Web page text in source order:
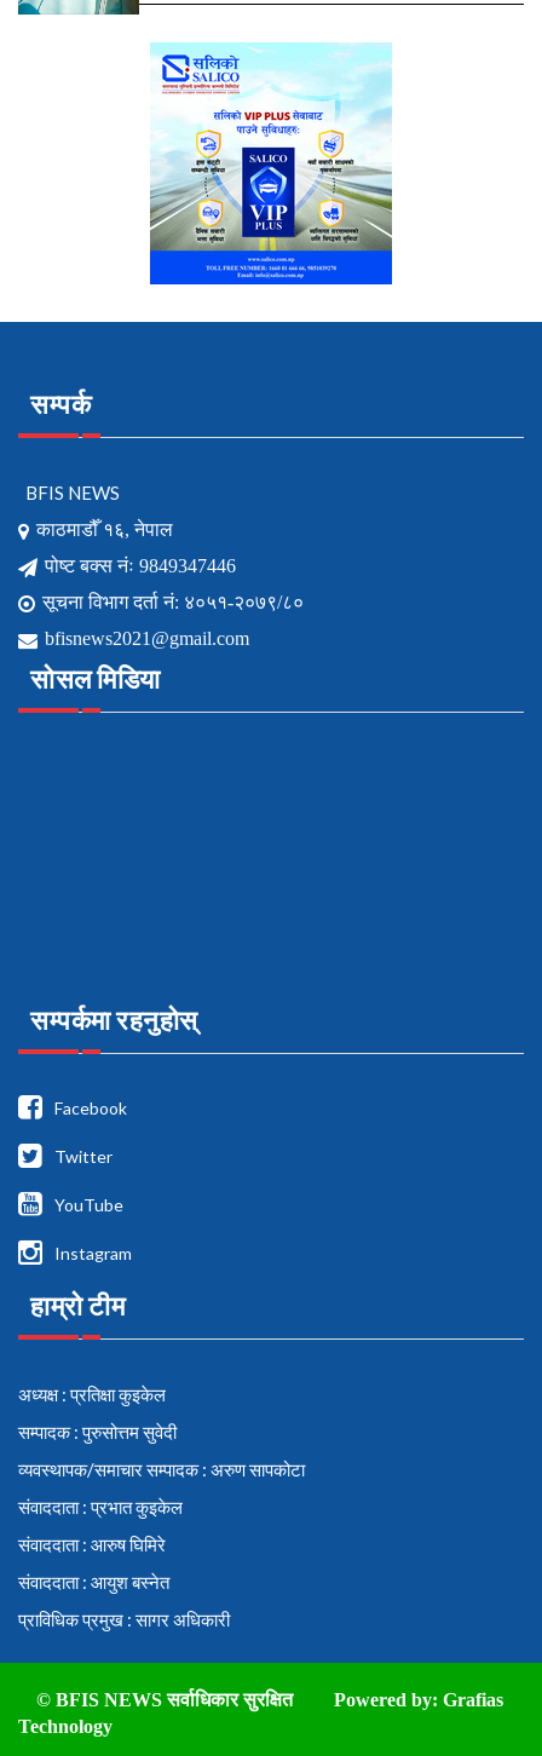
सम्पर्क
BFIS NEWS
काठमाडौँ १६, नेपाल
पोष्ट बक्स नंः 9849347446
सूचना विभाग दर्ता नं: ४०५१-२०७९/८०
bfisnews2021@gmail.com
सोसल मिडिया
सम्पर्कमा रहनुहोस्
Facebook
Twitter
YouTube
Instagram
हाम्रो टीम
अध्यक्ष : प्रतिक्षा कुइकेल
सम्पादक : पुरुसोत्तम सुवेदी
व्यवस्थापक/समाचार सम्पादक : अरुण सापकोटा
संवाददाता : प्रभात कुइकेल
संवाददाता : आरुष घिमिरे
संवाददाता : आयुश बस्नेत
प्राविधिक प्रमुख : सागर अधिकारी
© BFIS NEWS सर्वाधिकार सुरक्षित Powered by: Grafias
Technology